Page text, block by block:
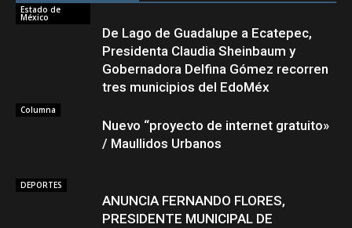
Estado de
México
De Lago de Guadalupe a Ecatepec,
Presidenta Claudia Sheinbaum y
Gobernadora Delfina Gómez recorren
tres municipios del EdoMéx
Columna
Nuevo “proyecto de internet gratuito»
/ Maullidos Urbanos
DEPORTES
ANUNCIA FERNANDO FLORES,
PRESIDENTE MUNICIPAL DE